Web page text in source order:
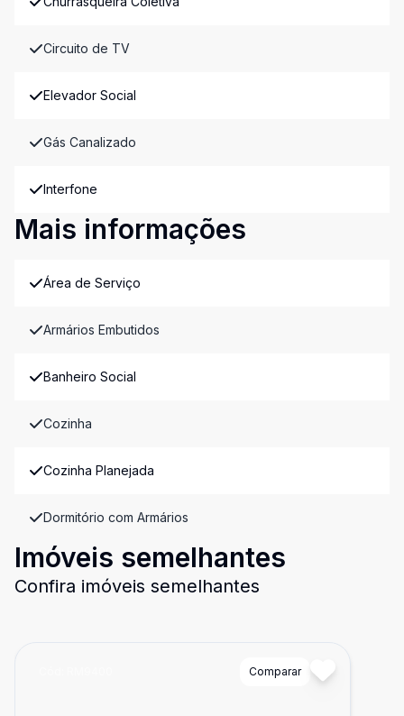
Circuito de TV
Elevador Social
Gás Canalizado
Interfone
Mais informações
Área de Serviço
Armários Embutidos
Banheiro Social
Cozinha
Cozinha Planejada
Dormitório com Armários
Imóveis semelhantes
Confira imóveis semelhantes
Comparar